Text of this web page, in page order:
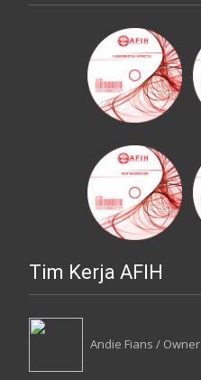
Tim Kerja AFIH
Andie Fians / Owner